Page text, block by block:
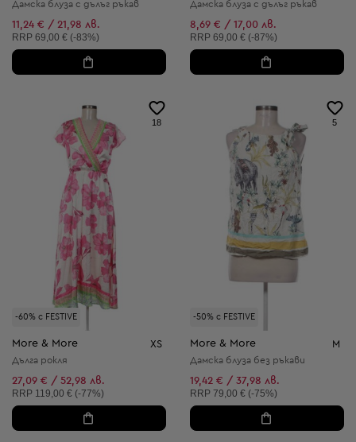
Дамска блуза с дълъг ръкав
11,24 € / 21,98 лв.
Препоръчителна цена:
RRP 69,00 € (-83%)
Дамска блуза с дълъг ръкав
8,69 € / 17,00 лв.
Препоръчителна цена:
RRP 69,00 € (-87%)
-60% с FESTIVE
18
More & More XS
Дълга рокля
27,09 € / 52,98 лв.
Препоръчителна цена:
RRP 119,00 € (-77%)
-50% с FESTIVE
5
More & More M
Дамска блуза без ръкави
19,42 € / 37,98 лв.
Препоръчителна цена:
RRP 79,00 € (-75%)